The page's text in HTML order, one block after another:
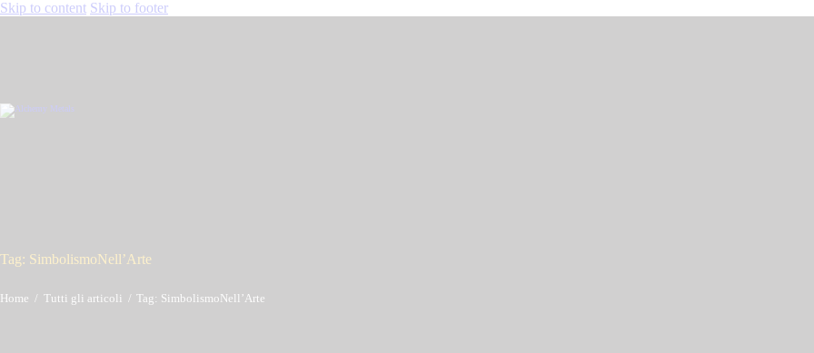
Skip to content Skip to footer
Tag: SimbolismoNell’Arte
Home Tutti gli articoli Tag: SimbolismoNell’Arte